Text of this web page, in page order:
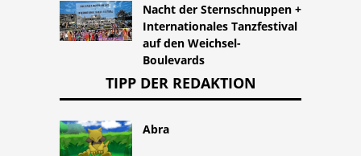
Nacht der Sternschnuppen +
Internationales Tanzfestival
auf den Weichsel-
Boulevards
TIPP DER REDAKTION
Abra